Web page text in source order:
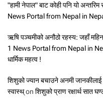
"हामी नेपाल" बाट कोही पनि यो
News Portal from Nepal in
ऋषि पञ्चमीको अनौठो रहस्य: जहाँ
1 News Portal from Nepal in
धार्मिक महत्व !
शिशुको ज्यान बचाउने अनमी जानकीलाई
स्वास्थ्on शिशुको प्राण रक्षार्थ सात